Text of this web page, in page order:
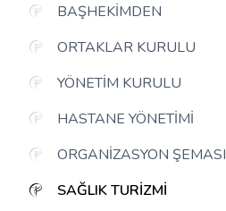
BAŞHEKIMDEN
ORTAKLAR KURULU
YÖNETIM KURULU
HASTANE YÖNETIMI
ORGANIZASYON ŞEMASI
SAĞLIK TURIZMI